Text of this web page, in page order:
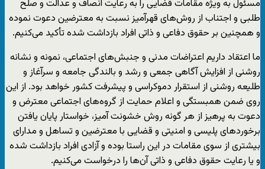
مسئول به ویژه مقامات قضایی را به رعایت انصاف و عدالت و صلح
طلبی و اجتناب از روش‌های قهرآمیز نسبت به معترضین دعوت نموده
و همچنین بر حقوق دفاعی و ذاتی افراد بازداشت شده تأکید می‌کنیم.
ما اعتقاد داریم اعتراضات مدنی و جنبش‌های اجتماعی، نمونه و نشانه
روشنی از افزایش آگاهی جمعی و رشد و بالندگی جامعه و سرآغاز و
طلیعه روشنی از استقرار دموکراسی و پیشرفت کشور خواهد بود. از این
روی ضمن همبستگی و اعلام حمایت از گروه‌های اجتماعی معترض و
دعوت به پرهیز از هر گونه روش خشونت آمیز، خواستار پایان یافتن
برخوردهای پلیسی و امنیتی و قضایی با معترضین و تساهل و مدارای
بیشتری از سوی مقامات در این راستا بوده و آزادی افراد بازداشت شده
و یا رعایت حقوق دفاعی و ذاتی آن‌ها را درخواست می‌کنیم.